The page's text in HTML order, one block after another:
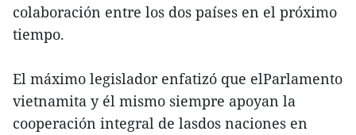
colaboración entre los dos países en el próximo
tiempo.
El máximo legislador enfatizó que elParlamento
vietnamita y él mismo siempre apoyan la
cooperación integral de lasdos naciones en